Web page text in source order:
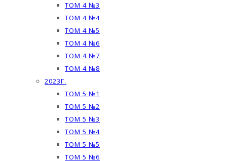
ТОМ 4 №3
ТОМ 4 №4
ТОМ 4 №5
ТОМ 4 №6
ТОМ 4 №7
ТОМ 4 №8
2023Г.
ТОМ 5 №1
ТОМ 5 №2
ТОМ 5 №3
ТОМ 5 №4
ТОМ 5 №5
ТОМ 5 №6